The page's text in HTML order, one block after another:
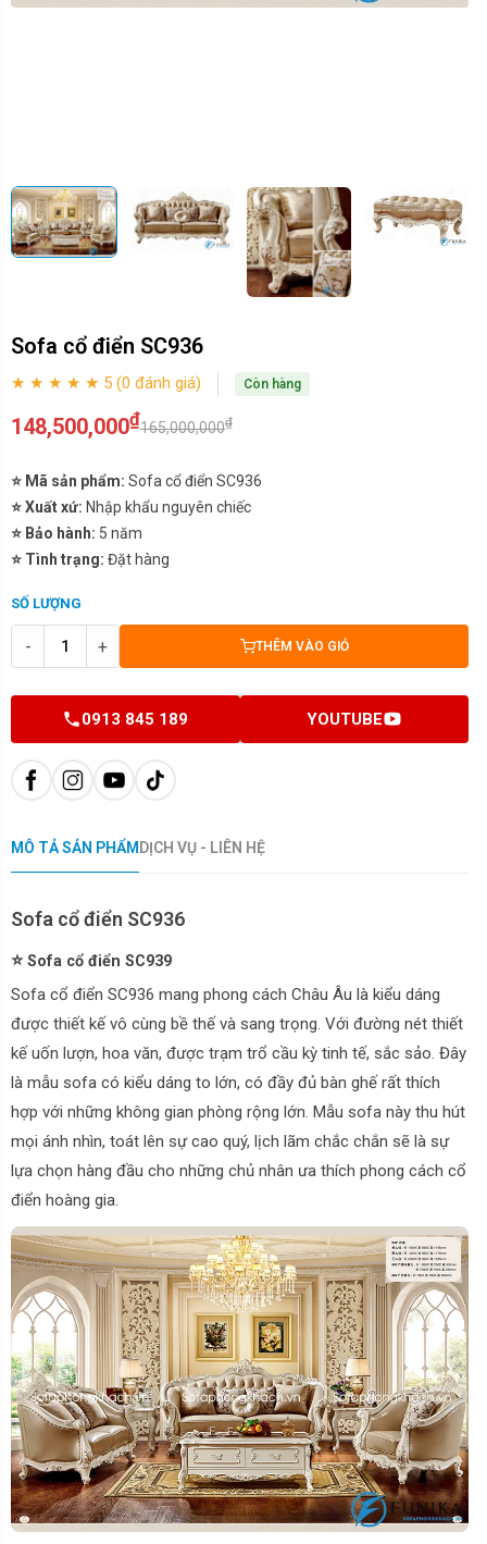
Sofa cổ điển SC936
★ ★ ★ ★ ★ 5 (0 đánh giá) Còn hàng
148,500,000₫165,000,000₫
⭐ Mã sản phẩm: Sofa cổ điển SC936
⭐ Xuất xứ: Nhập khẩu nguyên chiếc
⭐ Bảo hành: 5 năm
⭐ Tình trạng: Đặt hàng
SỐ LƯỢNG
- + THÊM VÀO GIỎ
0913 845 189 YOUTUBE
MÔ TẢ SẢN PHẨM DỊCH VỤ - LIÊN HỆ
Sofa cổ điển SC936
⭐Sofa cổ điển SC939
Sofa cổ điển SC936 mang phong cách Châu Âu là kiểu dáng
được thiết kế vô cùng bề thế và sang trọng. Với đường nét thiết
kế uốn lượn, hoa văn, được trạm trổ cầu kỳ tinh tế, sắc sảo. Đây
là mẫu sofa có kiểu dáng to lớn, có đầy đủ bàn ghế rất thích
hợp với những không gian phòng rộng lớn. Mẫu sofa này thu hút
mọi ánh nhìn, toát lên sự cao quý, lịch lãm chắc chắn sẽ là sự
lựa chọn hàng đầu cho những chủ nhân ưa thích phong cách cổ
điển hoàng gia.